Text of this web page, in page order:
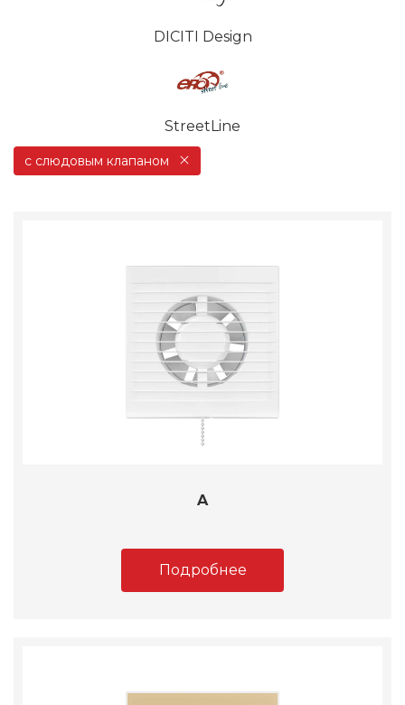
DICITI Design
StreetLine
с слюдовым клапаном
A
Подробнее